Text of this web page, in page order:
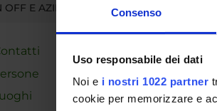
Consenso
Uso responsabile dei dati
Noi e i nostri 1022 partner
cookie per memorizzare e
OFF E AZIENDE
Luca